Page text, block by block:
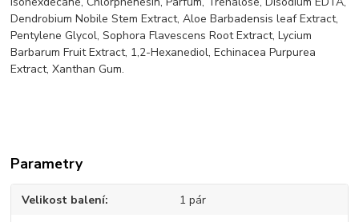
Dendrobium Nobile Stem Extract, Aloe Barbadensis leaf Extract,
Pentylene Glycol, Sophora Flavescens Root Extract, Lycium
Barbarum Fruit Extract, 1,2-Hexanediol, Echinacea Purpurea
Extract, Xanthan Gum.
Parametry
Velikost balení 1 pár